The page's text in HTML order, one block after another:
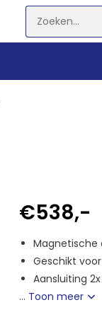
€538,-
Magnetische
Geschikt
Aansluiting
... Toon meer